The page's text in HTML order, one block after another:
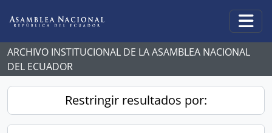
ARCHIVO INSTITUCIONAL DE LA ASAMBLEA NACIONAL
DEL ECUADOR
Restringir resultados por: